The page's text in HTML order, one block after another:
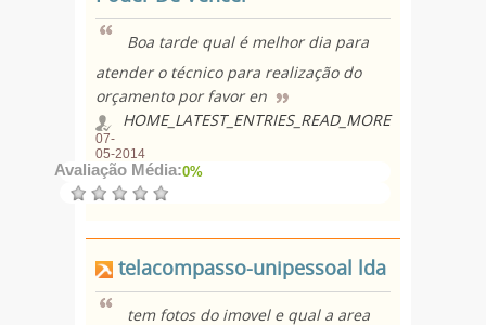
Boa tarde qual é melhor dia para
atender o técnico para realização do
orçamento por favor en
HOME_LATEST_ENTRIES_READ_MORE
07-
05-2014
Avaliação Média:0%
telacompasso-unipessoal lda
tem fotos do imovel e qual a area